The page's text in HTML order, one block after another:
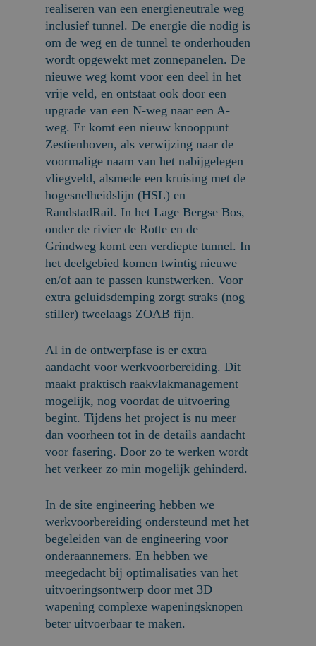
realiseren van een energieneutrale weg
inclusief tunnel. De energie die nodig is
om de weg en de tunnel te onderhouden
wordt opgewekt met zonnepanelen. De
nieuwe weg komt voor een deel in het
vrije veld, en ontstaat ook door een
upgrade van een N-weg naar een A-
weg. Er komt een nieuw knooppunt
Zestienhoven, als verwijzing naar de
voormalige naam van het nabijgelegen
vliegveld, alsmede een kruising met de
hogesnelheidslijn (HSL) en
RandstadRail. In het Lage Bergse Bos,
onder de rivier de Rotte en de
Grindweg komt een verdiepte tunnel. In
het deelgebied komen twintig nieuwe
en/of aan te passen kunstwerken. Voor
extra geluidsdemping zorgt straks (nog
stiller) tweelaags ZOAB fijn.
Al in de ontwerpfase is er extra
aandacht voor werkvoorbereiding. Dit
maakt praktisch raakvlakmanagement
mogelijk, nog voordat de uitvoering
begint. Tijdens het project is nu meer
dan voorheen tot in de details aandacht
voor fasering. Door zo te werken wordt
het verkeer zo min mogelijk gehinderd.
In de site engineering hebben we
werkvoorbereiding ondersteund met het
begeleiden van de engineering voor
onderaannemers. En hebben we
meegedacht bij optimalisaties van het
uitvoeringsontwerp door met 3D
wapening complexe wapeningsknopen
beter uitvoerbaar te maken.